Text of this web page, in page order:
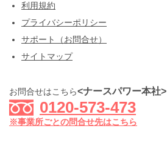
利用規約
プライバシーポリシー
サポート（お問合せ）
サイトマップ
お問合せはこちら<ナースパワー本社>
0120-573-473
※事業所ごとの問合せ先はこちら